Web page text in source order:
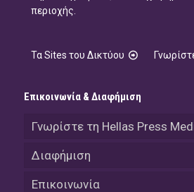
περιοχής.
Τα Sites του Δικτύου
Επικοινωνία & Διαφήμιση
Γνωρίστε τη Hellas Press
Διαφήμιση
Επικοινωνία